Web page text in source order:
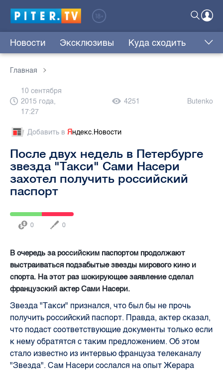
Новости Эксклюзивы Куда сходить
Главная
10 сентября
2015 года,
17:27
4251 Butenko
Добавить в Яндекс.Новости
После двух недель в Петербурге
звезда "Такси" Сами Насери
захотел получить российский
паспорт
0 0
В очередь за российским паспортом продолжают
выстраиваться подзабытые звезды мирового кино и
спорта. На этот раз шокирующее заявление сделал
французский актер Сами Насери.
Звезда "Такси" признался, что был бы не прочь
получить российский паспорт. Правда, актер сказал,
что подаст соответствующие документы только если
к нему обратятся с таким предложением. Об этом
стало известно из интервью француза телеканалу
"Звезда". Сам Насери сослался на опыт Жерара